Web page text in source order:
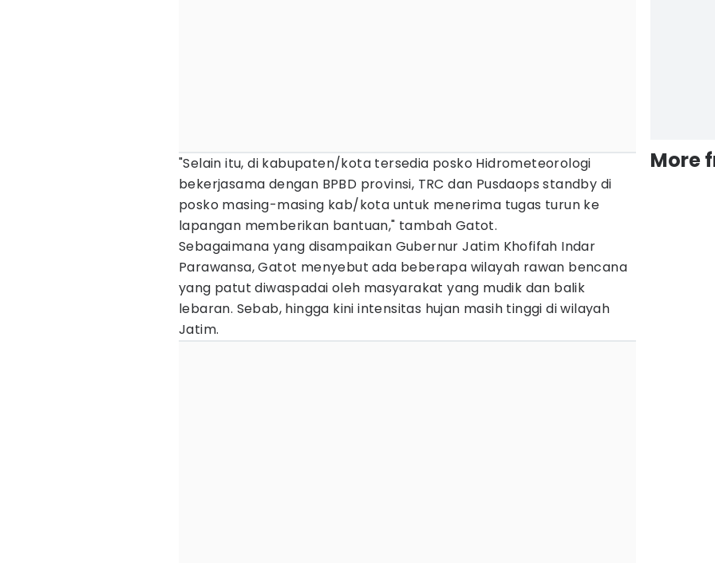
"Selain itu, di kabupaten/kota tersedia posko Hidrometeorologi
bekerjasama dengan BPBD provinsi, TRC dan Pusdaops standby di
posko masing-masing kab/kota untuk menerima tugas turun ke
lapangan memberikan bantuan," tambah Gatot.
Sebagaimana yang disampaikan Gubernur Jatim Khofifah Indar
Parawansa, Gatot menyebut ada beberapa wilayah rawan bencana
yang patut diwaspadai oleh masyarakat yang mudik dan balik
lebaran. Sebab, hingga kini intensitas hujan masih tinggi di wilayah
Jatim.
More